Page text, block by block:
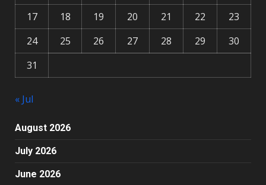
17
18 19 20 21 22
23
24
25 26 27 28 29
30
31
« Jul
August 2026
July 2026
June 2026